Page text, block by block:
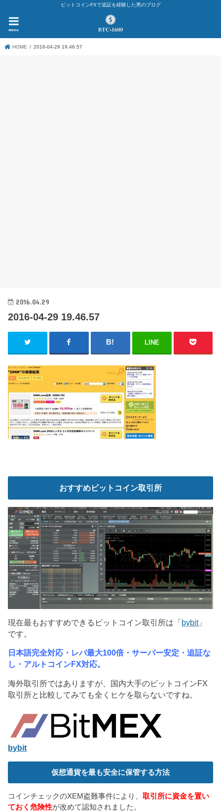
ビットコインFXで追証を経験した男のブログ
menu
HOME 2016-04-29 19.46.57
2016.04.29
2016-04-29 19.46.57
LINE
おすすめビットコイン取引所
現在最もおすすめできるビットコイン取引所は「 bybit」
です。
日本語完全対応・レバ最大100倍・サーバー安定・追証な
し・アルトコインFX対応。
海外取引所ではありますが、国内大手のビットコインFX
取引所と比較してみても全くヒケを取らないですね。
bybit
仮想通貨を最も安全に保管する方法
コインチェックのXEM盗難事件により、取引所に資金を置い
ておく危険性が改めて認知されました。